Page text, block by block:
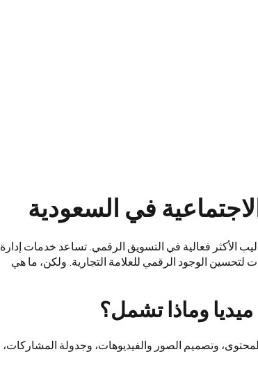
في السعودية
الأكثر فعالية في التسويق الرقمي. تساعد خدمات إدارة
لتحسين الوجود الرقمي للعلامة التجارية. ولكن، ما هي
وماذا تشمل؟
وتصميم الصور والفيديوهات، وجدولة المشاركات،